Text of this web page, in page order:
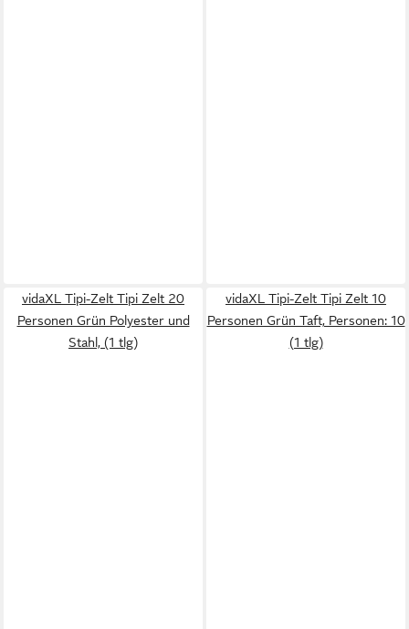
vidaXL Tipi-Zelt Tipi Zelt 20
Personen Grün Polyester und
Stahl, (1 tlg)
vidaXL Tipi-Zelt Tipi Zelt 10
Personen Grün Taft, Personen: 10
(1 tlg)